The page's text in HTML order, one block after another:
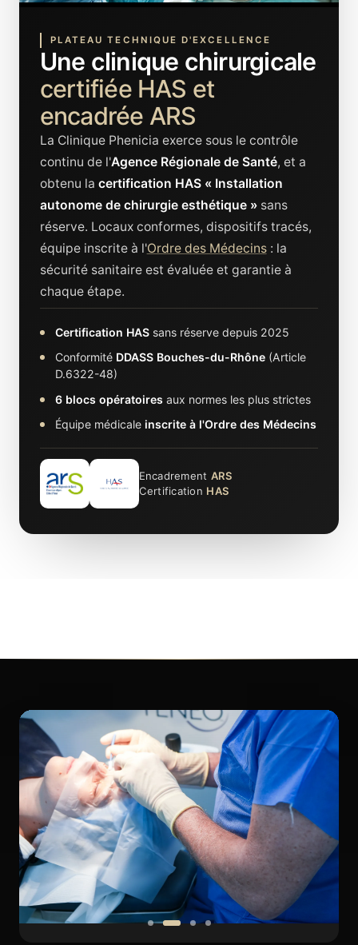
PLATEAU TECHNIQUE D'EXCELLENCE
Une clinique chirurgicale
certifiée HAS et
encadrée ARS
La Clinique Phenicia exerce sous le contrôle
continu de l'Agence Régionale de Santé, et a
obtenu la certification HAS « Installation
autonome de chirurgie esthétique »sans
réserve. Locaux conformes, dispositifs tracés,
équipe inscrite à l'Ordre des Médecins: la
sécurité sanitaire est évaluée et garantie à
chaque étape.
Certification HASsans réserve depuis 2025
Conformité DDASS Bouches-du-Rhône(Article
D.6322-48)
6 blocs opératoiresaux normes les plus strictes
Équipe médicale inscrite à l'Ordre des Médecins
Encadrement ARS
Certification HAS